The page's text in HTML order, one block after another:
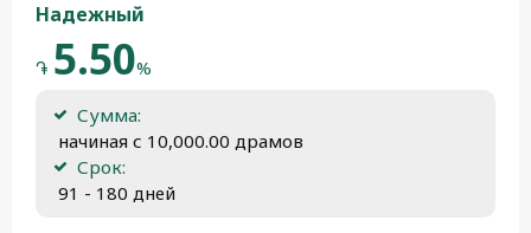
Надежный
֏ 5.50%
Сумма:
начиная с 10,000.00 драмов
Срок:
91 - 180 дней